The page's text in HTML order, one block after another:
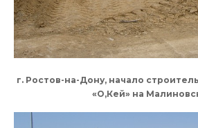
г. Ростов-на-Дону, начало
«О,Кей» на